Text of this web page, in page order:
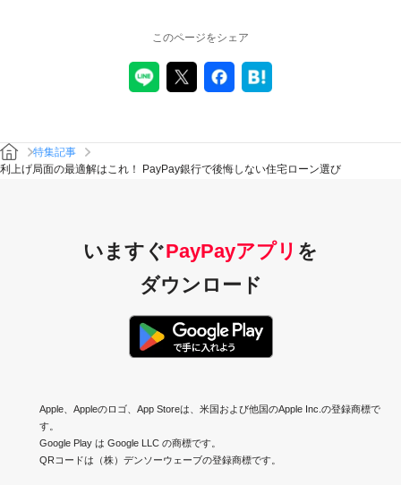
このページをシェア
特集記事
利上げ局面の最適解はこれ！ PayPay銀行で後悔しない住宅ローン選び
いますぐPayPayアプリ を
ダウンロード
Apple、Appleのロゴ、App Storeは、米国および他国のApple Inc.の登録商標で
す。
Google Play は Google LLC の商標です。
QRコードは（株）デンソーウェーブの登録商標です。